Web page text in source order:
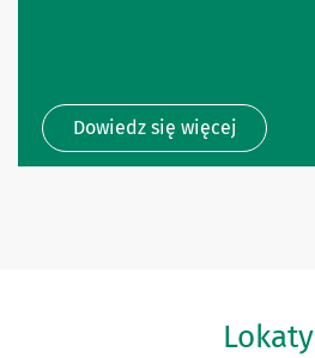
Dowiedz się więcej
Lokaty